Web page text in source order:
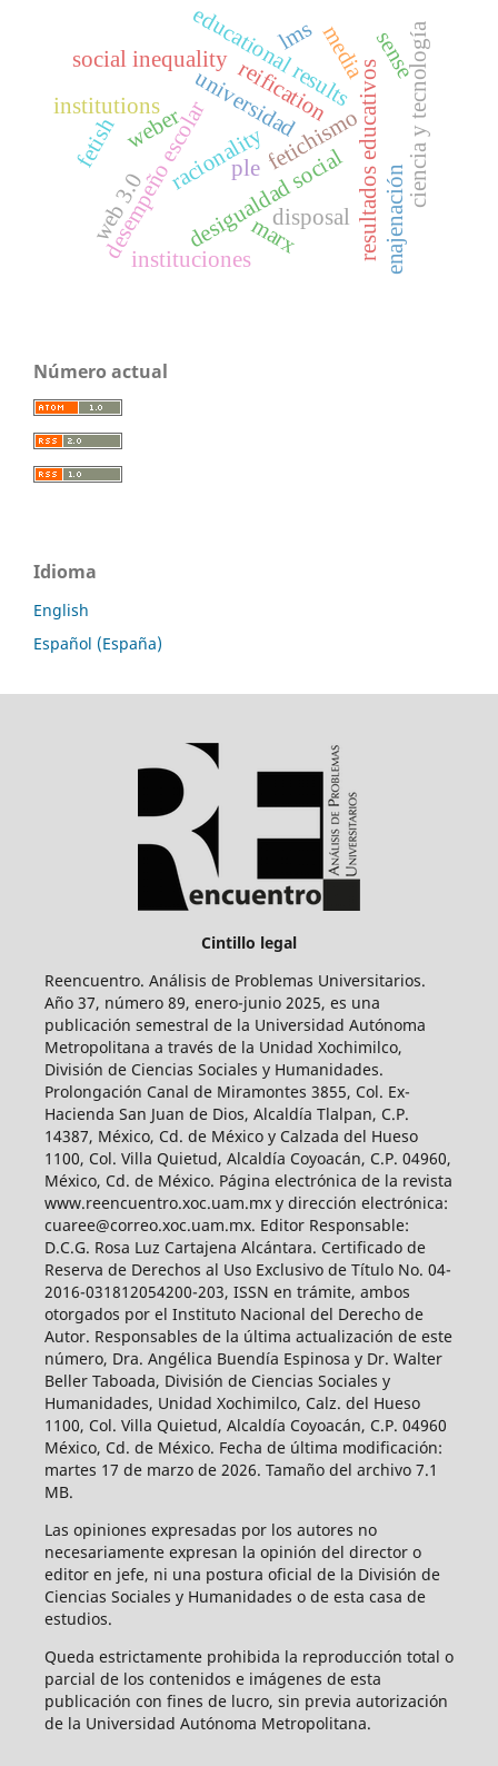
universidadfetichismoresultados educativos
desempeño escolar
social inequality
desigualdad social
racionality
weber
institutions
instituciones
fetish
disposal
reification
enajenación
marx
educational results
media ciencia y tecnología
ple
lms
web 3.0
sense
Número actual
Idioma
English
Español (España)
Cintillo legal
Reencuentro. Análisis de Problemas Universitarios.
Año 37, número 89, enero-junio 2025, es una
publicación semestral de la Universidad Autónoma
Metropolitana a través de la Unidad Xochimilco,
División de Ciencias Sociales y Humanidades.
Prolongación Canal de Miramontes 3855, Col. Ex-
Hacienda San Juan de Dios, Alcaldía Tlalpan, C.P.
14387, México, Cd. de México y Calzada del Hueso
1100, Col. Villa Quietud, Alcaldía Coyoacán, C.P. 04960,
México, Cd. de México. Página electrónica de la revista
www.reencuentro.xoc.uam.mx y dirección electrónica:
cuaree@correo.xoc.uam.mx. Editor Responsable:
D.C.G. Rosa Luz Cartajena Alcántara. Certificado de
Reserva de Derechos al Uso Exclusivo de Título No. 04-
2016-031812054200-203, ISSN en trámite, ambos
otorgados por el Instituto Nacional del Derecho de
Autor. Responsables de la última actualización de este
número, Dra. Angélica Buendía Espinosa y Dr. Walter
Beller Taboada, División de Ciencias Sociales y
Humanidades, Unidad Xochimilco, Calz. del Hueso
1100, Col. Villa Quietud, Alcaldía Coyoacán, C.P. 04960
México, Cd. de México. Fecha de última modificación:
martes 17 de marzo de 2026. Tamaño del archivo 7.1
MB.
Las opiniones expresadas por los autores no
necesariamente expresan la opinión del director o
editor en jefe, ni una postura oficial de la División de
Ciencias Sociales y Humanidades o de esta casa de
estudios.
Queda estrictamente prohibida la reproducción total o
parcial de los contenidos e imágenes de esta
publicación con fines de lucro, sin previa autorización
de la Universidad Autónoma Metropolitana.